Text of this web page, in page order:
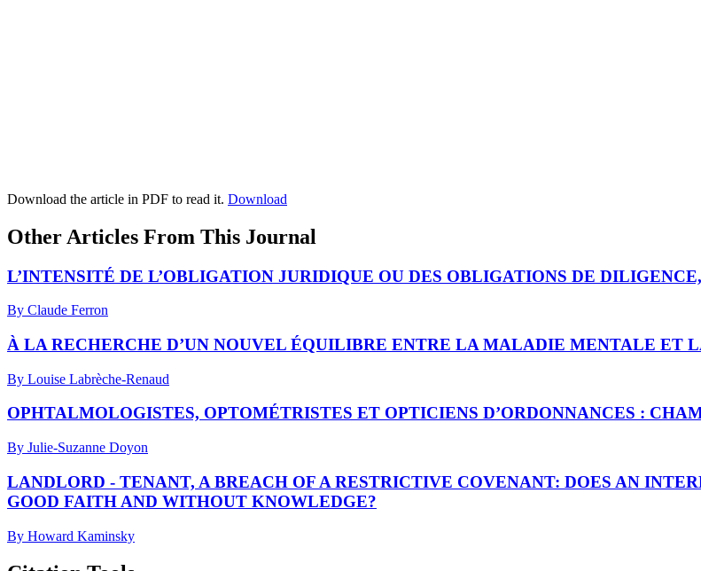
Download the article in PDF to read it. Download
Other Articles From This Journal
L’INTENSITÉ DE L’OBLIGATION JURIDIQUE OU DES OBLIGATIONS DE
By Claude Ferron
À LA RECHERCHE D’UN NOUVEL ÉQUILIBRE ENTRE LA MALADIE MENTALE ET
By Louise Labrèche-Renaud
OPHTALMOLOGISTES, OPTOMÉTRISTES ET OPTICIENS D’ORDONNANCES :
By Julie-Suzanne Doyon
LANDLORD - TENANT, A BREACH OF A RESTRICTIVE COVENANT: DOES AN
GOOD FAITH AND WITHOUT KNOWLEDGE?
By Howard Kaminsky